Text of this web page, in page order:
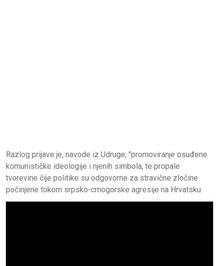
Razlog prijave je, navode iz Udruge, "promoviranje osuđene
komunističke ideologije i njenih simbola, te propale
tvorevine čije politike su odgovorne za stravične zločine
počinjene tokom srpsko-crnogorske agresije na Hrvatsku.